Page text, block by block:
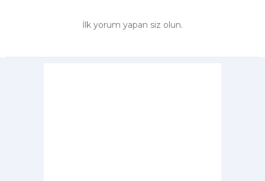
İlk yorum yapan siz olun.